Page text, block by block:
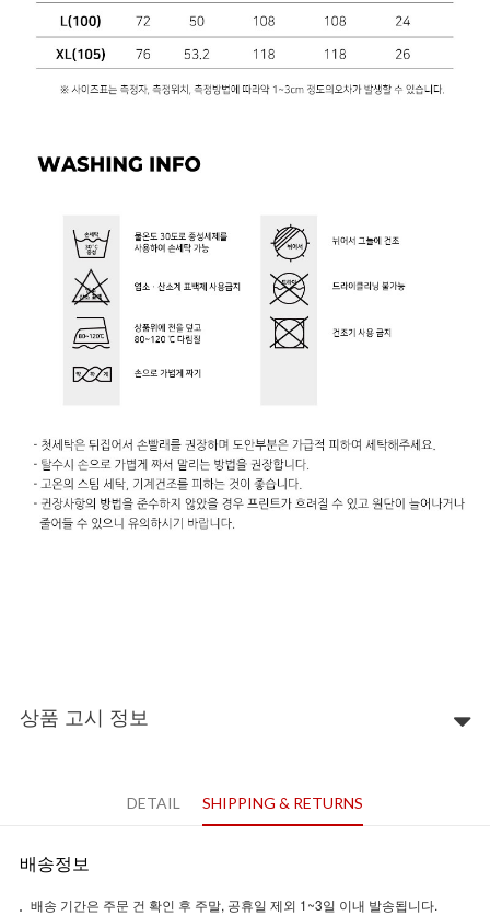
상품 고시 정보
DETAIL SHIPPING & RETURNS
배송정보
배송 기간은 주문 건 확인 후 주말, 공휴일 제외 1~3일 이내 발송됩니다.